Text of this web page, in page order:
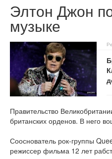
Элтон Джон
музыке
Правительство
британских орденов. В него
Сооснователь рок-группы
режиссер фильма 12 лет